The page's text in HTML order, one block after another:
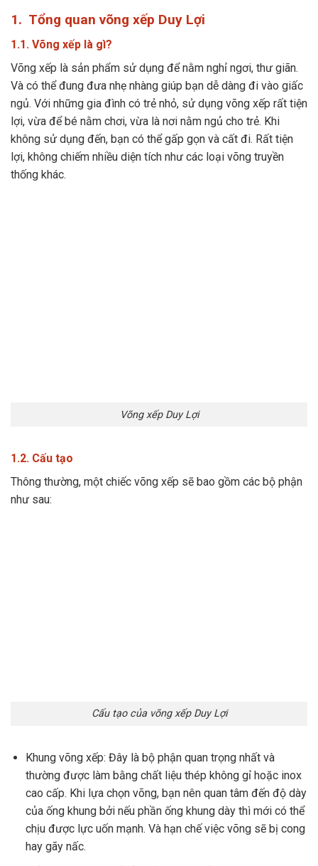
1. Tổng quan võng xếp Duy Lợi
1.1. Võng xếp là gì?
Võng xếp là sản phẩm sử dụng để nằm nghỉ ngơi, thư giãn.
Và có thể đung đưa nhẹ nhàng giúp bạn dễ dàng đi vào giấc
ngủ. Với những gia đình có trẻ nhỏ, sử dụng võng xếp rất tiện
lợi, vừa để bé nằm chơi, vừa là nơi nằm ngủ cho trẻ. Khi
không sử dụng đến, bạn có thể gấp gọn và cất đi. Rất tiện
lợi, không chiếm nhiều diện tích như các loại võng truyền
thống khác.
Võng xếp Duy Lợi
1.2. Cấu tạo
Thông thường, một chiếc võng xếp sẽ bao gồm các bộ phận
như sau:
Cấu tạo của võng xếp Duy Lợi
Khung võng xếp: Đây là bộ phận quan trọng nhất và
thường được làm bằng chất liệu thép không gỉ hoặc inox
cao cấp. Khi lựa chọn võng, bạn nên quan tâm đến độ dày
của ống khung bởi nếu phần ống khung dày thì mới có thể
chịu được lực uốn mạnh. Và hạn chế việc võng sẽ bị cong
hay gãy nấc.